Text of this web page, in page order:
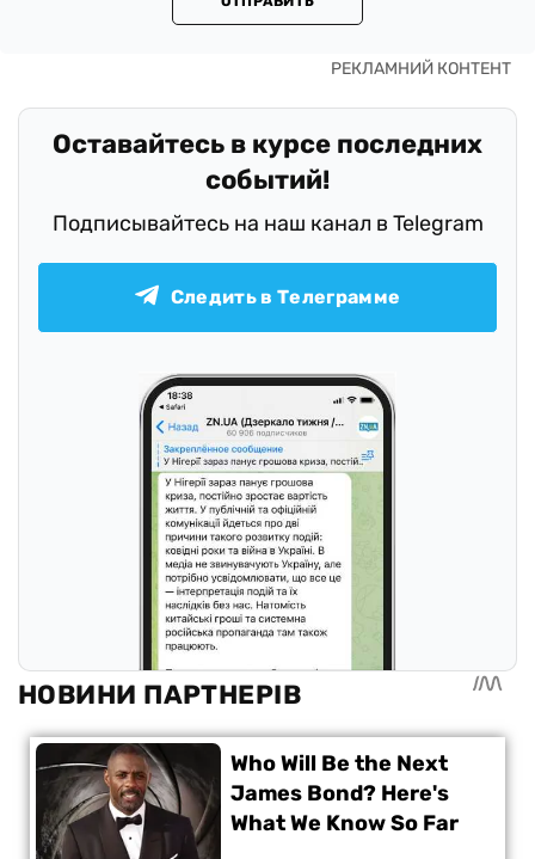
Оставайтесь в курсе последних
событий!
Подписывайтесь на наш канал в Telegram
Следить в Телеграмме